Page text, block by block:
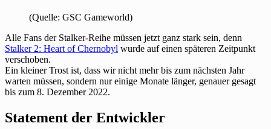
(Quelle: GSC Gameworld)
Alle Fans der Stalker-Reihe müssen jetzt ganz stark sein, denn
Stalker 2: Heart of Chernobyl wurde auf einen späteren Zeitpunkt
verschoben.
Ein kleiner Trost ist, dass wir nicht mehr bis zum nächsten Jahr
warten müssen, sondern nur einige Monate länger, genauer gesagt
bis zum 8. Dezember 2022.
Statement der Entwickler